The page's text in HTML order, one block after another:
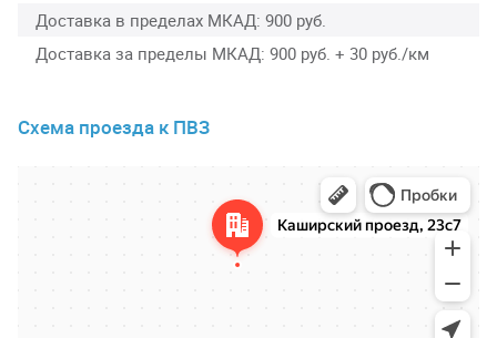
Доставка в пределах МКАД 900 руб.
Доставка за пределы МКАД 900 руб. + 30 руб./км
Схема проезда к ПВЗ